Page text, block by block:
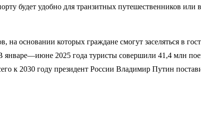
будет удобно для транзитных путешественников
на основании которых граждане смогут заселяться в
январе—июне 2025 года туристы совершили 41,4 млн
к 2030 году президент России Владимир Путин